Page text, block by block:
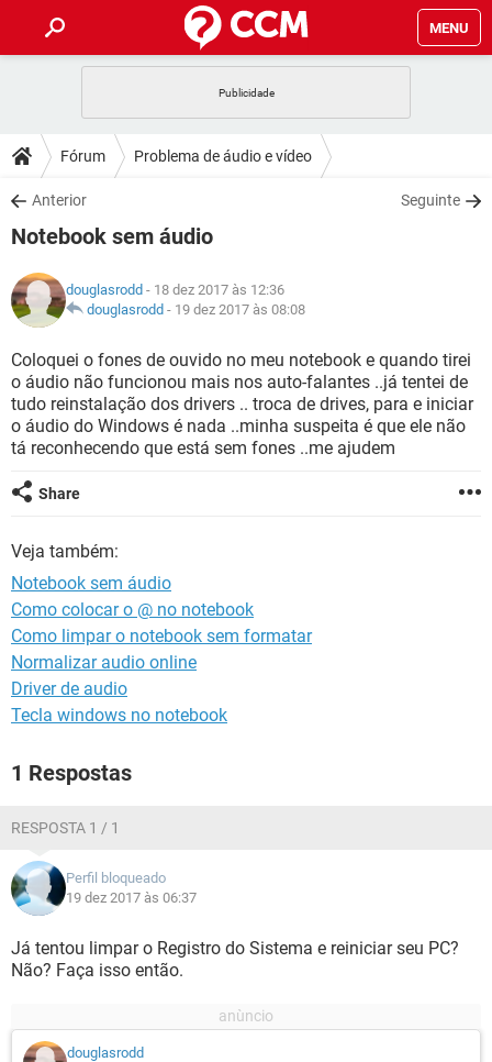
MENU
CELULAR FACEBOOK
OUTLOOK
INSTAGRAM
GUIA DE COMPRAS
DICAS
JOGOS WHATSAPP
INSTAGRAM GMAIL
GUIA DE COMPRAS
DOWNLOADS
JOGOS
CELULAR
OUTLOOK EXCEL
INSTAGRAM
GUIA DE COMPRAS
JOGOS WHATSAPP
CELULAR
OUTLOOK EXCEL
INSTAGRAM GMAIL
GUIA DE COMPRAS
GLOSSÁRIO
JOGOS WHATSAPP
CELULAR FACEBOOK
OUTLOOK EXCEL
GUIA DE COMPRAS
Fórum Problema de áudio e vídeo
Anterior Seguinte
Notebook sem áudio
douglasrodd - 18 dez 2017 às 12:36
douglasrodd - 19 dez 2017 às 08:08
Coloquei o fones de ouvido no meu notebook e quando tirei
o áudio não funcionou mais nos auto-falantes ..já tentei de
tudo reinstalação dos drivers .. troca de drives, para e iniciar
o áudio do Windows é nada ..minha suspeita é que ele não
tá reconhecendo que está sem fones ..me ajudem
Share
Veja também:
Notebook sem áudio
Como colocar o @ no notebook
Como limpar o notebook sem formatar
Normalizar audio online
Driver de audio
Tecla windows no notebook
1 Respostas
RESPOSTA 1 / 1
Perfil bloqueado
19 dez 2017 às 06:37
Já tentou limpar o Registro do Sistema e reiniciar seu PC?
Não? Faça isso então.
douglasrodd